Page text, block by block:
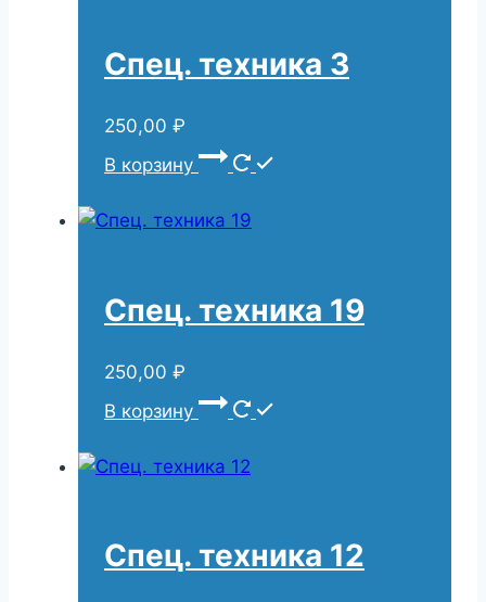
Спец. техника 3
250,00 ₽
В корзину
Спец. техника 19
250,00 ₽
В корзину
Спец. техника 12